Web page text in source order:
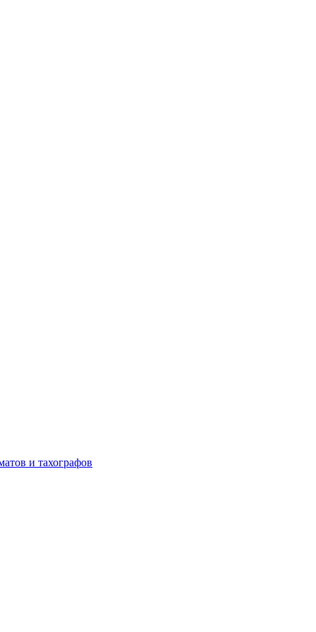
и тахографов